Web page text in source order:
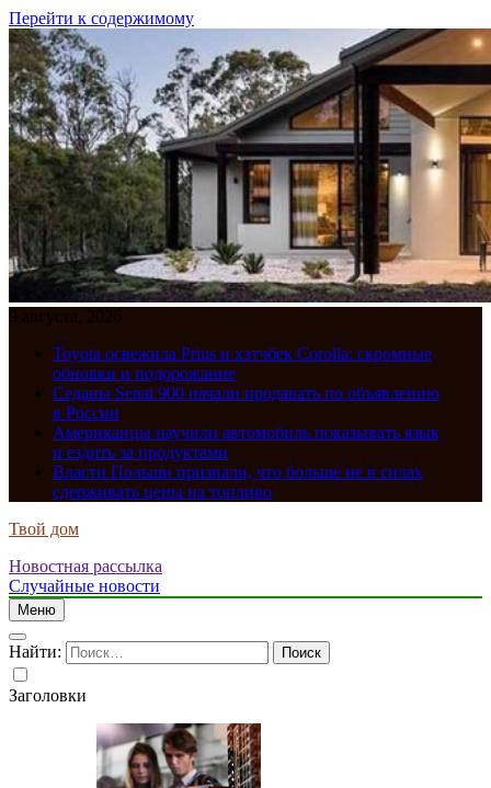
Перейти к содержимому
9 августа, 2026
Toyota освежила Prius и хэтчбек Corolla: скромные
обновки и подорожание
Седаны Senat 900 начали продавать по объявлению
в России
Американцы научили автомобиль показывать язык
и ездить за продуктами
Власти Польши признали, что больше не в силах
сдерживать цены на топливо
Твой дом
Новостная рассылка
Случайные новости
Меню
Найти:
Заголовки